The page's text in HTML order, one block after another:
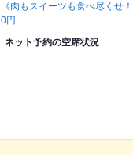
《肉もスイーツも食べ尽くせ
0円
ネット予約の空席状況